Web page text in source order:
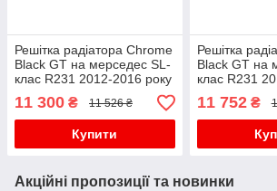
Решітка радіатора Chrome
Black GT на мерседес SL-
клас R231 2012-2016 року
11 300 ₴ 11 526 ₴
Купити
Решітка
Black GT на
клас R231
11 752₴
Акційні пропозиції та новинки